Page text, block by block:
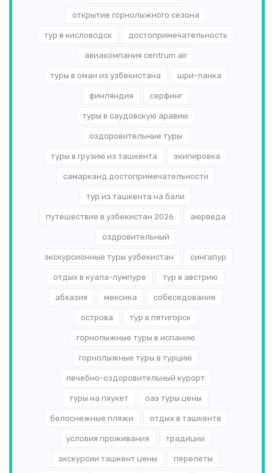
открытие горнолыжного сезона
тур в кисловодск достопримечательность
авиакомпания centrum air
туры в оман из узбекистана шри-ланка
финляндия серфинг
туры в саудовскую аравию
оздоровительные туры
туры в грузию из ташкента экипировка
самарканд достопримечательности
тур из ташкента на бали
путешествие в узбекистан 2026 аюрведа
оздровительный
экскурсионные туры узбекистан сингапур
отдых в куала-лумпуре тур в австрию
абхазия мексика собеседование
острова тур в пятигорск
горнолыжные туры в испанию
горнолыжные туры в турцию
лечебно-оздоровительный курорт
туры на пхукет оаэ туры цены
белоснежные пляжи отдых в ташкенте
условия проживания традиции
экскурсии ташкент цены перелеты